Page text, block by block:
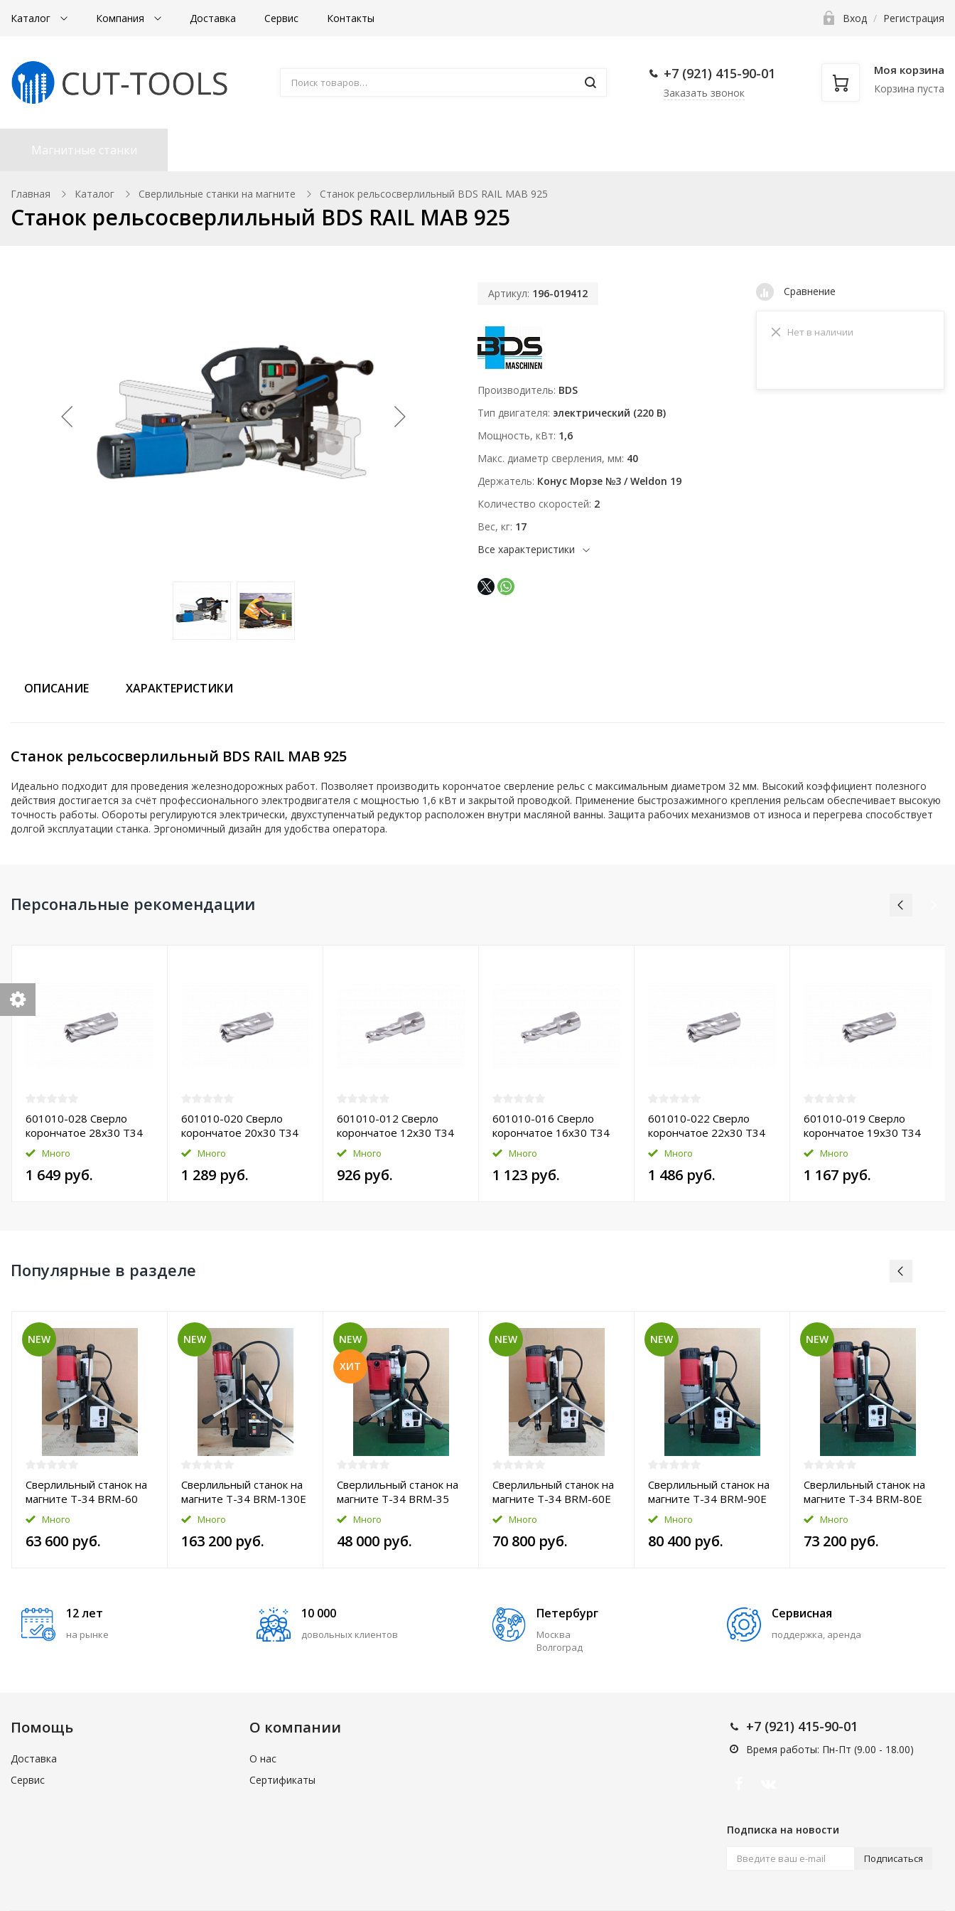
Каталог Компания Доставка Сервис Контакты Вход / Регистрация
+7 (921) 415-90-01
Заказать звонок
Моя корзина
Корзина пуста
Магнитные станки
Главная Каталог Сверлильные станки на магните Станок рельсосверлильный BDS RAIL MAB 925
Станок рельсосверлильный BDS RAIL MAB 925
Артикул: 196-019412
Производитель BDS
Тип двигателя электрический (220 В)
Мощность, кВт 1,6
Макс. диаметр сверления, мм 40
Держатель Конус Морзе №3 / Weldon 19
Количество скоростей 2
Вес, кг 17
Все характеристики
Сравнение
Нет в наличии
ОПИСАНИЕ ХАРАКТЕРИСТИКИ
Станок рельсосверлильный BDS RAIL MAB 925
Идеально подходит для проведения железнодорожных работ. Позволяет производить корончатое сверление рельс с максимальным диаметром 32 мм. Высокий коэффициент полезного
действия достигается за счёт профессионального электродвигателя с мощностью 1,6 кВт и закрытой проводкой. Применение быстрозажимного крепления рельсам обеспечивает высокую
точность работы. Обороты регулируются электрически, двухступенчатый редуктор расположен внутри масляной ванны. Защита рабочих механизмов от износа и перегрева способствует
долгой эксплуатации станка. Эргономичный дизайн для удобства оператора.
Персональные рекомендации
601010-028 Сверло
корончатое 28х30 T34
HSS-Pro
Много
1 649 руб.
601010-020 Сверло
корончатое 20х30 T34
HSS-Pro
Много
1 289 руб.
601010-012 Сверло
корончатое 12х30 T34
HSS-Pro
Много
926 руб.
601010-016 Сверло
корончатое 16х30 T34
HSS-Pro
Много
1 123 руб.
601010-022 Сверло
корончатое 22х30 T34
HSS-Pro
Много
1 486 руб.
601010-019 Сверло
корончатое 19х30 T34
HSS-Pro
Много
1 167 руб.
Популярные в разделе
NEW
Сверлильный станок на
магните T-34 BRM-60
Много
63 600 руб.
NEW
Сверлильный станок на
магните T-34 BRM-130E
Много
163 200 руб.
NEW
ХИТ
Сверлильный станок на
магните T-34 BRM-35
Много
48 000 руб.
NEW
Сверлильный станок на
магните T-34 BRM-60E
Много
70 800 руб.
NEW
Сверлильный станок на
магните T-34 BRM-90E
Много
80 400 руб.
NEW
Сверлильный станок на
магните T-34 BRM-80E
Много
73 200 руб.
12 лет
на рынке
10 000
довольных клиентов
Петербург
Москва
Волгоград
Сервисная
поддержка, аренда
Помощь
Доставка
Сервис
О компании
О нас
Сертификаты
+7 (921) 415-90-01
Время работы: Пн-Пт (9.00 - 18.00)
Подписка на новости
Подписаться